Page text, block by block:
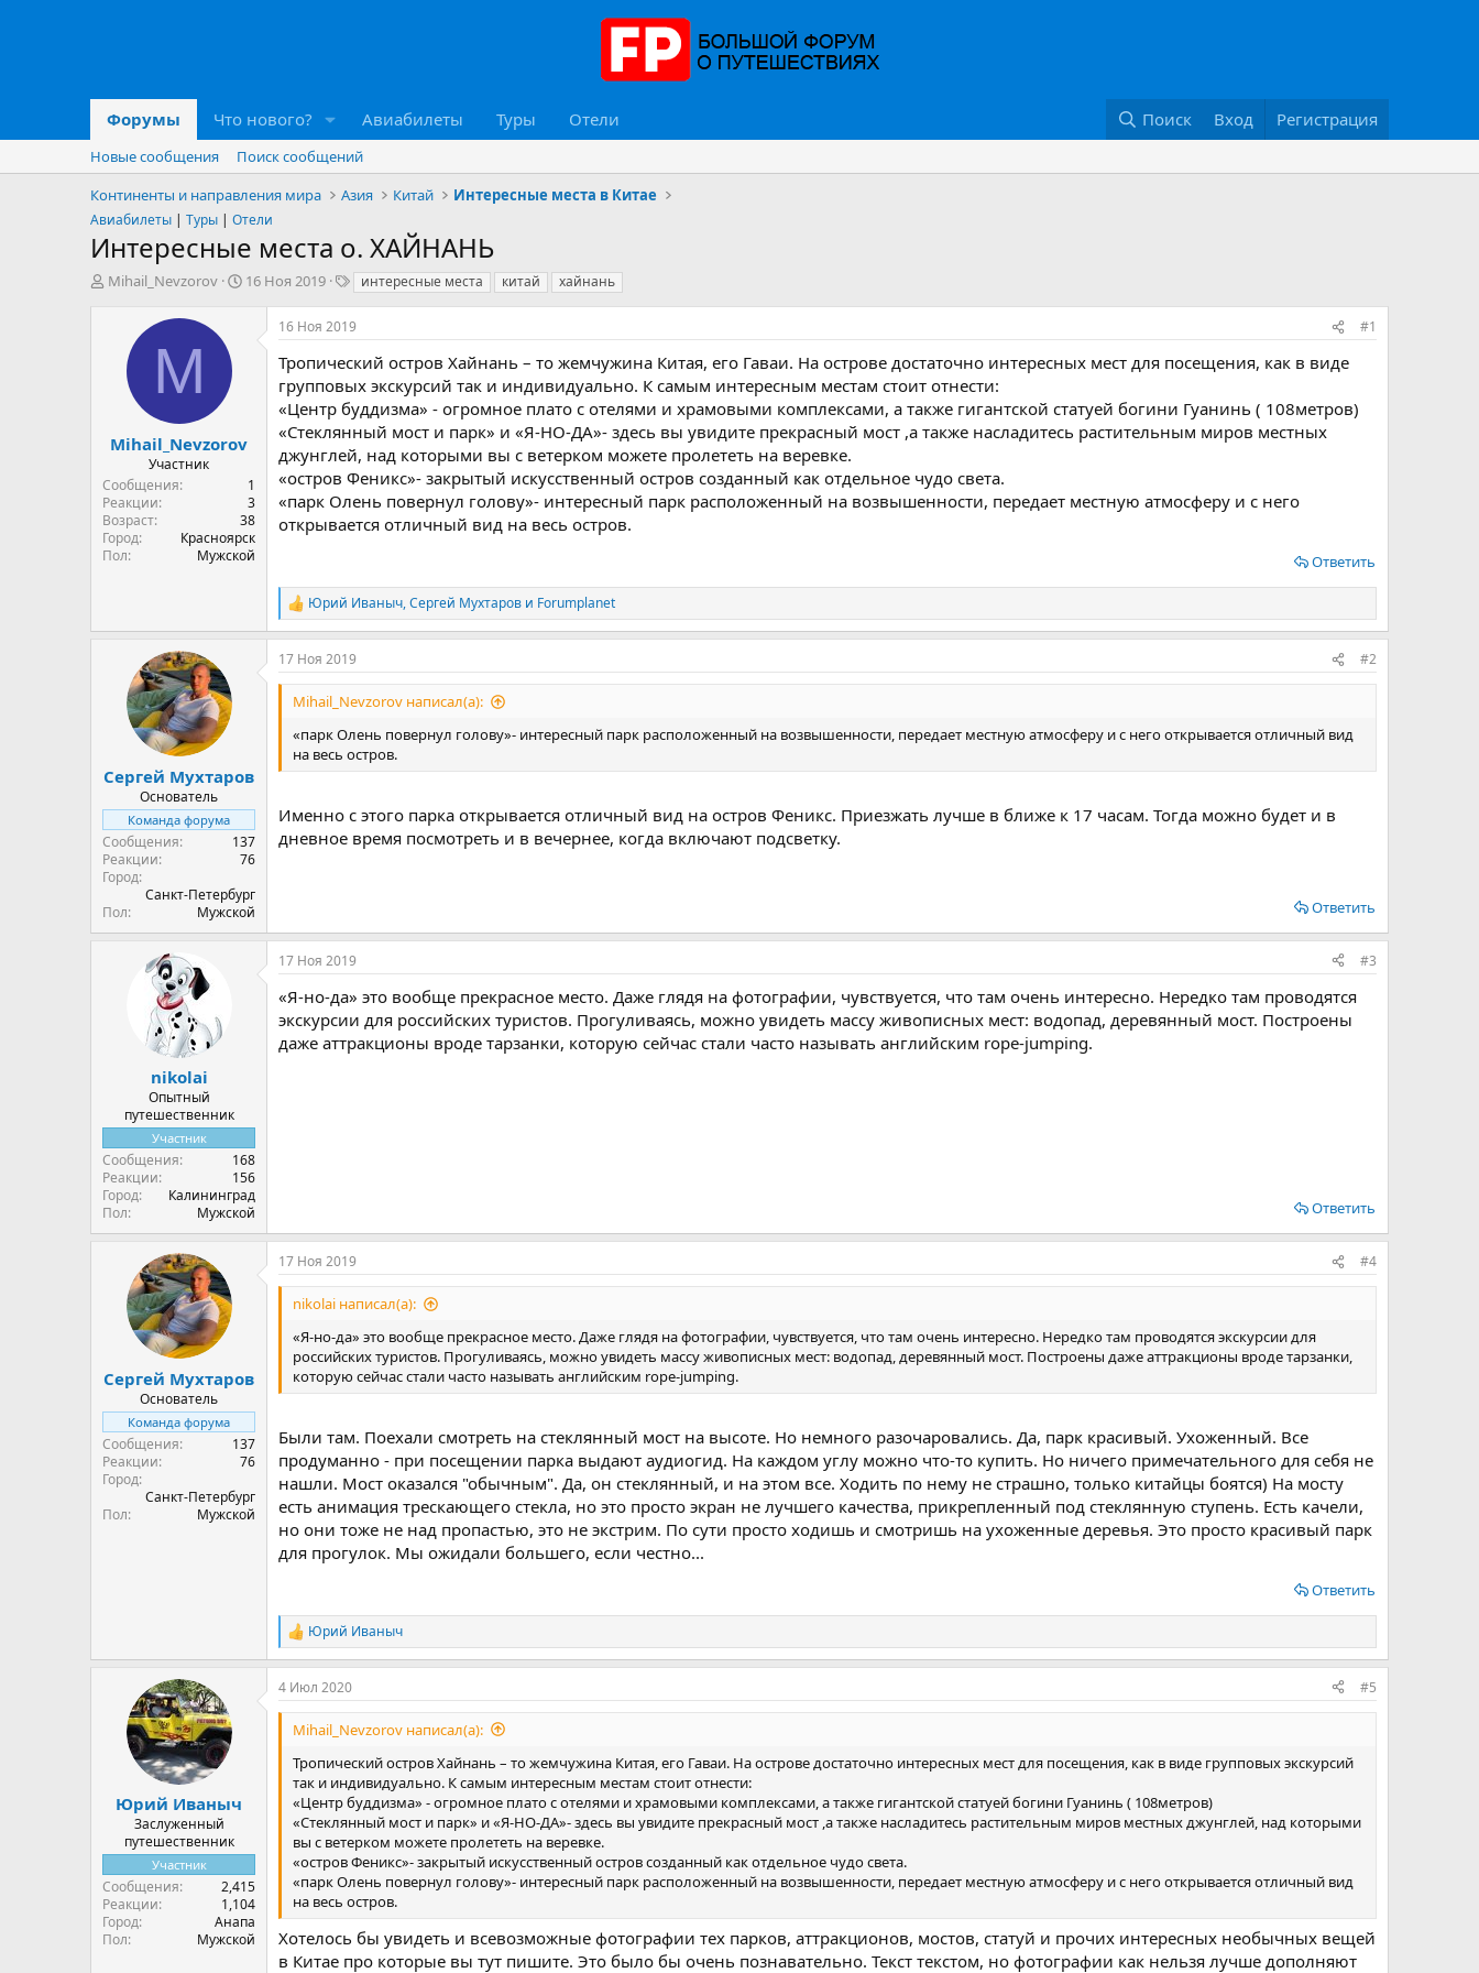
Форумы Что нового? Авиабилеты Туры Отели Поиск Вход Регистрация
Новые сообщения
Поиск сообщений
Континенты и направления мира
Азия Китай Интересные места в Китае
Авиабилеты | Туры | Отели
Интересные места о. ХАЙНАНЬ
А
ы
Mihail_Nevzorov
Д
л
16 Ноя 2019
Т
г
и
интересные места китай хайнань
M
Mihail_Nevzorov
Участник
Сообщения
1
Реакции
3
Возраст
38
Город
Красноярск
Пол
Мужской
16 Ноя 2019 #1
Тропический остров Хайнань – то жемчужина Китая, его Гаваи. На острове достаточно интересных мест для посещения, как в виде
групповых экскурсий так и индивидуально. К самым интересным местам стоит отнести:
«Центр буддизма» - огромное плато с отелями и храмовыми комплексами, а также гигантской статуей богини Гуанинь ( 108метров)
«Стеклянный мост и парк» и «Я-НО-ДА»- здесь вы увидите прекрасный мост ,а также насладитесь растительным миров местных
джунглей, над которыми вы с ветерком можете пролететь на веревке.
«остров Феникс»- закрытый искусственный остров созданный как отдельное чудо света.
«парк Олень повернул голову»- интересный парк расположенный на возвышенности, передает местную атмосферу и с него
открывается отличный вид на весь остров.
Ответить
Р
е
а
к
ц
и
Юрий Иваныч,Сергей Мухтаров и Forumplanet
Сергей Мухтаров
Основатель
Команда форума
Сообщения
137
Реакции
76
Город
Санкт-Петербург
Пол
Мужской
17 Ноя 2019 #2
Mihail_Nevzorov написал(а):
«парк Олень повернул голову»- интересный парк расположенный на возвышенности, передает местную атмосферу и с него открывается отличный вид
на весь остров.
Именно с этого парка открывается отличный вид на остров Феникс. Приезжать лучше в ближе к 17 часам. Тогда можно будет и в
дневное время посмотреть и в вечернее, когда включают подсветку.
Ответить
nikolai
Опытный
путешественник
Участник
Сообщения
168
Реакции
156
Город
Калининград
Пол
Мужской
17 Ноя 2019 #3
«Я-но-да» это вообще прекрасное место. Даже глядя на фотографии, чувствуется, что там очень интересно. Нередко там проводятся
экскурсии для российских туристов. Прогуливаясь, можно увидеть массу живописных мест: водопад, деревянный мост. Построены
даже аттракционы вроде тарзанки, которую сейчас стали часто называть английским rope-jumping.
Ответить
Сергей Мухтаров
Основатель
Команда форума
Сообщения
137
Реакции
76
Город
Санкт-Петербург
Пол
Мужской
17 Ноя 2019 #4
nikolai написал(а):
«Я-но-да» это вообще прекрасное место. Даже глядя на фотографии, чувствуется, что там очень интересно. Нередко там проводятся экскурсии для
российских туристов. Прогуливаясь, можно увидеть массу живописных мест: водопад, деревянный мост. Построены даже аттракционы вроде тарзанки,
которую сейчас стали часто называть английским rope-jumping.
Были там. Поехали смотреть на стеклянный мост на высоте. Но немного разочаровались. Да, парк красивый. Ухоженный. Все
продуманно - при посещении парка выдают аудиогид. На каждом углу можно что-то купить. Но ничего примечательного для себя не
нашли. Мост оказался "обычным". Да, он стеклянный, и на этом все. Ходить по нему не страшно, только китайцы боятся) На мосту
есть анимация трескающего стекла, но это просто экран не лучшего качества, прикрепленный под стеклянную ступень. Есть качели,
но они тоже не над пропастью, это не экстрим. По сути просто ходишь и смотришь на ухоженные деревья. Это просто красивый парк
для прогулок. Мы ожидали большего, если честно...
Ответить
Р
е
а
к
ц
и
Юрий Иваныч
Юрий Иваныч
Заслуженный
путешественник
Участник
Сообщения
2,415
Реакции
1,104
Город
Анапа
Пол
Мужской
4 Июл 2020 #5
Mihail_Nevzorov написал(а):
Тропический остров Хайнань – то жемчужина Китая, его Гаваи. На острове достаточно интересных мест для посещения, как в виде групповых экскурсий
так и индивидуально. К самым интересным местам стоит отнести:
«Центр буддизма» - огромное плато с отелями и храмовыми комплексами, а также гигантской статуей богини Гуанинь ( 108метров)
«Стеклянный мост и парк» и «Я-НО-ДА»- здесь вы увидите прекрасный мост ,а также насладитесь растительным миров местных джунглей, над которыми
вы с ветерком можете пролететь на веревке.
«остров Феникс»- закрытый искусственный остров созданный как отдельное чудо света.
«парк Олень повернул голову»- интересный парк расположенный на возвышенности, передает местную атмосферу и с него открывается отличный вид
на весь остров.
Хотелось бы увидеть и всевозможные фотографии тех парков, аттракционов, мостов, статуй и прочих интересных необычных вещей
в Китае про которые вы тут пишите. Это было бы очень познавательно. Текст текстом, но фотографии как нельзя лучше дополняют